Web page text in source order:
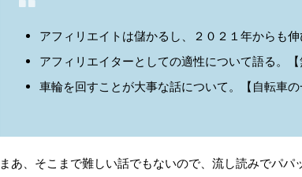
アフィリエイトは儲かるし、２０２１年からも伸
アフィリエイターとしての適性について語る。【
車輪を回すことが大事な話について。【自転車の
まあ、そこまで難しい話でもないので、流し読みでパ